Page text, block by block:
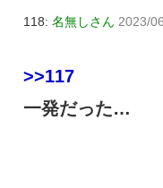
118: 名無しさん 2023/
>>117
一発だった…